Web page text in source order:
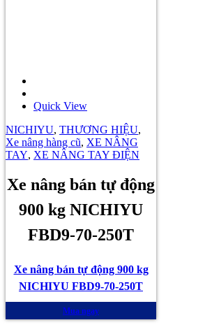
Quick View
NICHIYU, THƯƠNG HIỆU,
Xe nâng hàng cũ, XE NÂNG
TAY, XE NÂNG TAY ĐIỆN
Xe nâng bán tự động
900 kg NICHIYU
FBD9-70-250T
Xe nâng bán tự động 900 kg
NICHIYU FBD9-70-250T
Mua ngay